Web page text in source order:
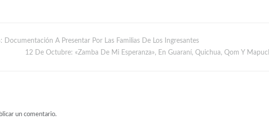
Documentación A Presentar Por Las Familias De Los Ingresantes
12 De Octubre: «Zamba De Mi Esperanza», En Guaraní, Quichua, Qom Y
un comentario.